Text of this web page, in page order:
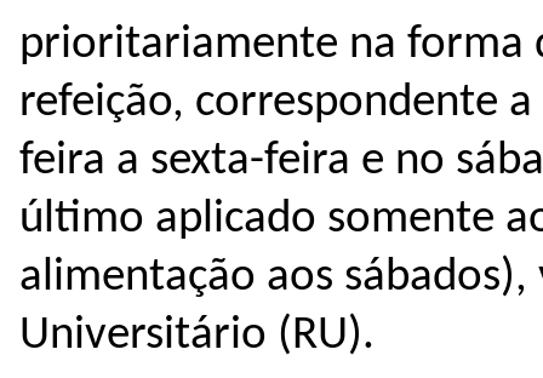
prioritariamente na forma
refeição, correspondente
feira a sexta-feira e no
último aplicado somente
alimentação aos
Universitário (RU).